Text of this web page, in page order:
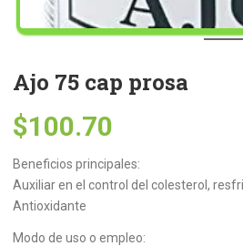
Ajo 75 cap prosa
$100.70
Beneficios principales:
Auxiliar en el control del colesterol,
Antioxidante
Modo de uso o empleo: